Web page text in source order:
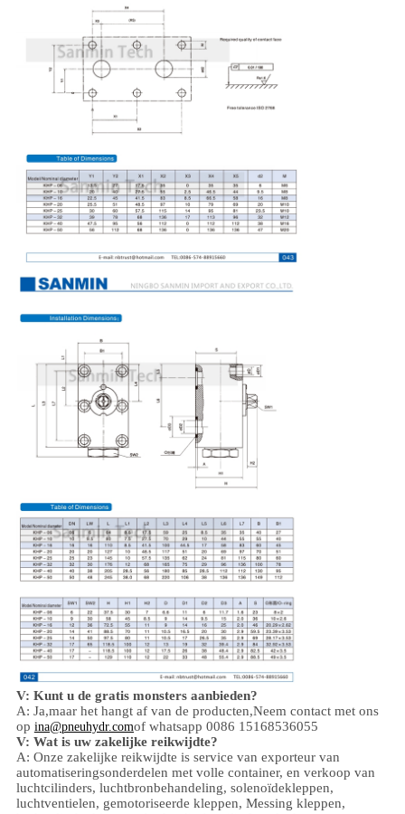
V: Kunt u de gratis monsters aanbieden?
A: Ja,maar het hangt af van de producten,Neem contact met ons
op ina@pneuhydr.comof whatsapp 0086 15168536055
V: Wat is uw zakelijke reikwijdte?
A: Onze zakelijke reikwijdte is service van exporteur van
automatiseringsonderdelen met volle container, en verkoop van
luchtcilinders, luchtbronbehandeling, solenoïdekleppen,
luchtventielen, gemotoriseerde kleppen, Messing kleppen,